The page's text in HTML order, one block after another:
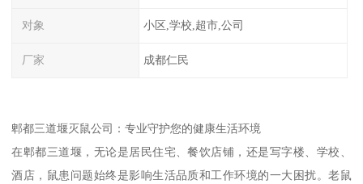
对象 小区,学校,超市,公司
厂家 成都仁民
郫都三道堰灭鼠公司：专业守护您的健康生活环境
在郫都三道堰，无论是居民住宅、餐饮店铺，还是写字楼、学校、
酒店，鼠患问题始终是影响生活品质和工作环境的一大困扰。老鼠